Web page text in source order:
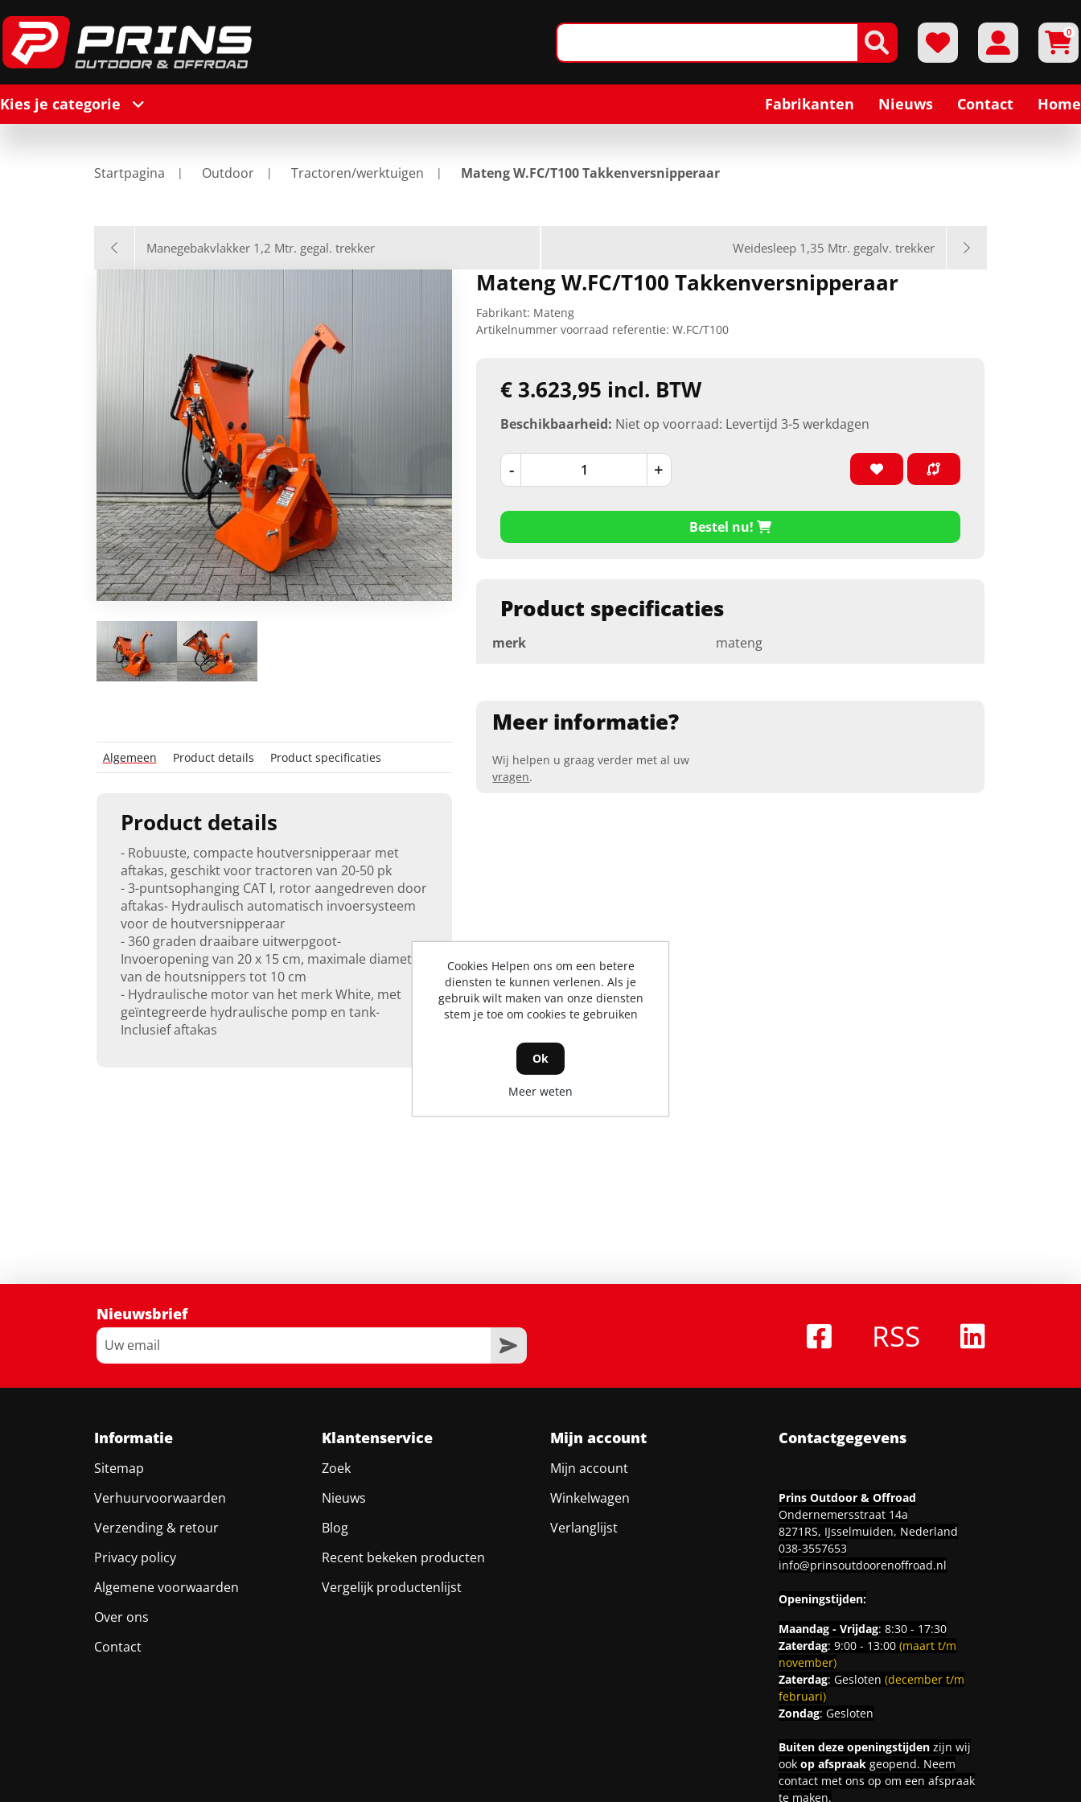
0
Kies je categorie Fabrikanten Nieuws Contact Home
Startpagina Outdoor Tractoren/werktuigen Mateng W.FC/T100 Takkenversnipperaar
Manegebakvlakker 1,2 Mtr. gegal. trekker Weidesleep 1,35 Mtr. gegalv. trekker
Product details
- Robuuste, compacte houtversnipperaar met
aftakas, geschikt voor tractoren van 20-50 pk
- 3-puntsophanging CAT I, rotor aangedreven door
aftakas- Hydraulisch automatisch invoersysteem
voor de houtversnipperaar
- 360 graden draaibare uitwerpgoot-
Invoeropening van 20 x 15 cm, maximale diameter
van de houtsnippers tot 10 cm
- Hydraulische motor van het merk White, met
geïntegreerde hydraulische pomp en tank-
Inclusief aftakas
Algemeen Product details Product specificaties
Mateng W.FC/T100 Takkenversnipperaar
Fabrikant: Mateng
Artikelnummer voorraad referentie: W.FC/T100
€ 3.623,95 incl. BTW
Beschikbaarheid: Niet op voorraad: Levertijd 3-5 werkdagen
- +
Bestel nu!
Product specificaties
merk mateng
Meer informatie?
Wij helpen u graag verder met al uw
vragen.
Nieuwsbrief
RSS
Informatie
Sitemap
Verhuurvoorwaarden
Verzending & retour
Privacy policy
Algemene voorwaarden
Over ons
Contact
Klantenservice
Zoek
Nieuws
Blog
Recent bekeken producten
Vergelijk productenlijst
Mijn account
Mijn account
Winkelwagen
Verlanglijst
Contactgegevens
Prins Outdoor & Offroad
Ondernemersstraat 14a
8271RS, IJsselmuiden, Nederland
038-3557653
info@prinsoutdoorenoffroad.nl
Openingstijden:
Maandag - Vrijdag: 8:30 - 17:30
Zaterdag: 9:00 - 13:00 (maart t/m
november)
Zaterdag: Gesloten (december t/m
februari)
Zondag: Gesloten
Buiten deze openingstijdenzijn wij
ook op afspraakgeopend. Neem
contact met ons op om een afspraak
te maken.
Cookies Helpen ons om een betere
diensten te kunnen verlenen. Als je
gebruik wilt maken van onze diensten
stem je toe om cookies te gebruiken
Ok
Meer weten